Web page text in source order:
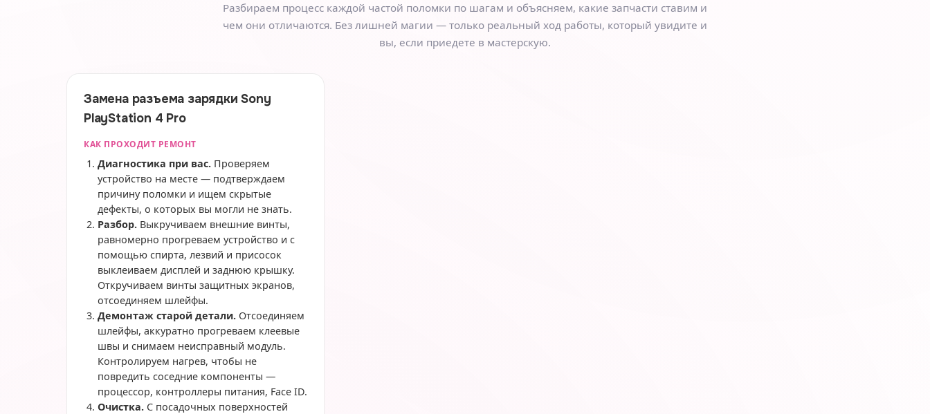
Разбираем процесс каждой частой поломки по шагам и объясняем, какие запчасти ставим и
чем они отличаются. Без лишней магии — только реальный ход работы, который увидите и
вы, если приедете в мастерскую.
Замена разъема зарядки Sony
PlayStation 4 Pro
КАК ПРОХОДИТ РЕМОНТ
Диагностика при вас. Проверяем
устройство на месте — подтверждаем
причину поломки и ищем скрытые
дефекты, о которых вы могли не знать.
Разбор. Выкручиваем внешние винты,
равномерно прогреваем устройство и с
помощью спирта, лезвий и присосок
выклеиваем дисплей и заднюю крышку.
Откручиваем винты защитных экранов,
отсоединяем шлейфы.
Демонтаж старой детали. Отсоединяем
шлейфы, аккуратно прогреваем клеевые
швы и снимаем неисправный модуль.
Контролируем нагрев, чтобы не
повредить соседние компоненты —
процессор, контроллеры питания, Face ID.
Очистка. С посадочных поверхностей